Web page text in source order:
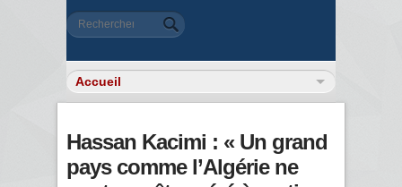
Formulaire de recherche
Rechercher
Hassan Kacimi : « Un grand
pays comme l’Algérie ne